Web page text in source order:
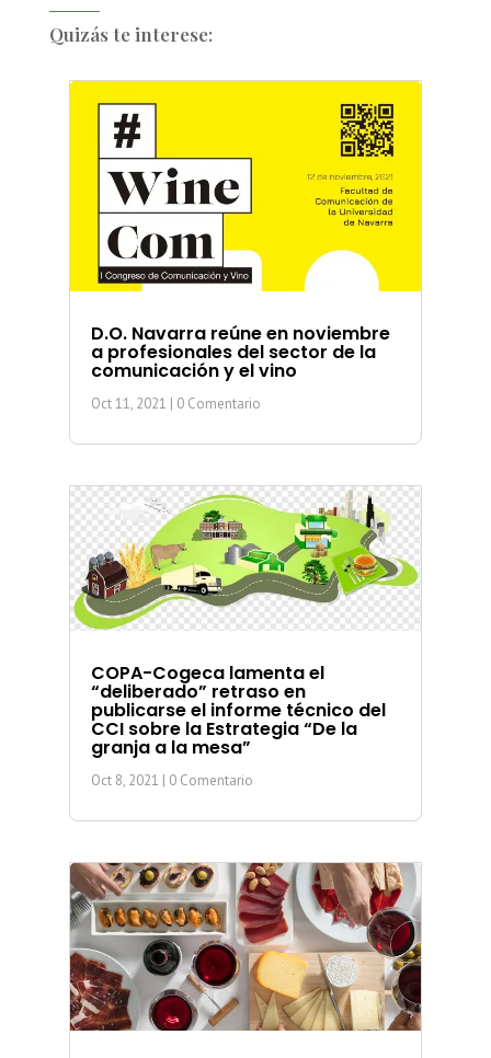
Quizás te interese:
D.O. Navarra reúne en noviembre
a profesionales del sector de la
comunicación y el vino
Oct 11, 2021 | 0 Comentario
COPA-Cogeca lamenta el
“deliberado” retraso en
publicarse el informe técnico del
CCI sobre la Estrategia “De la
granja a la mesa”
Oct 8, 2021 | 0 Comentario